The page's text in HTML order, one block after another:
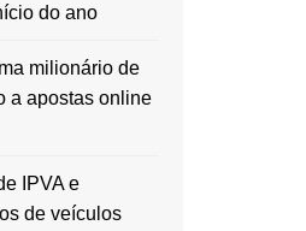
do ano
milionário de
a apostas online
IPVA e
de veículos